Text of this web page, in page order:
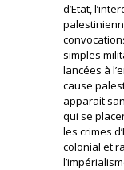
d’Etat,
simples
lancées à
cause
apparait
qui se
les crimes
colonial et